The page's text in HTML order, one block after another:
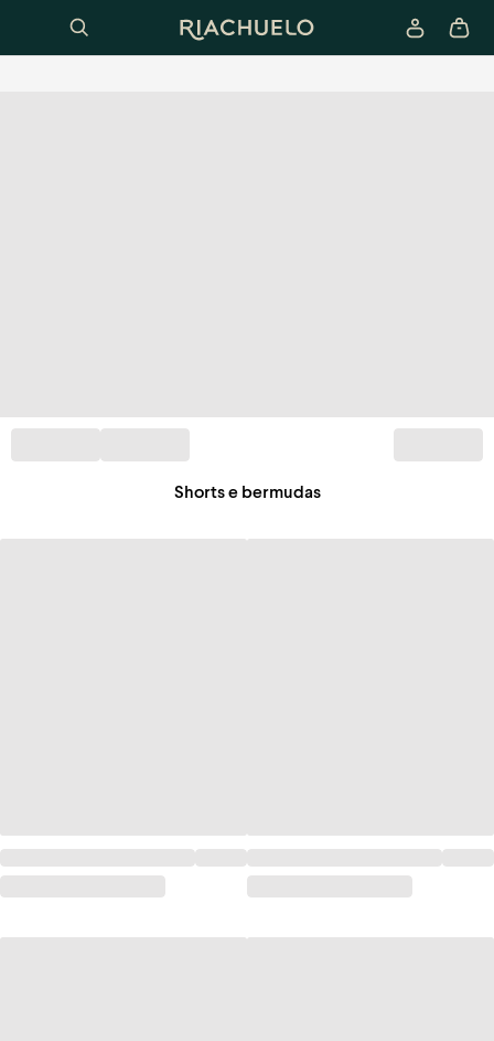
Shorts e bermudas